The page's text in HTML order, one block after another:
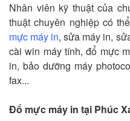
Nhân viên kỹ thuật của
thuật chuyên nghiệp có
mực máy in, sửa máy in,
cài win máy tính, đổ mực
in, bảo dưỡng máy
fax...
Đổ mực máy in tại Phúc